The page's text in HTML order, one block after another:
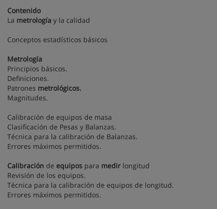
Contenido
La metrología y la calidad
Conceptos estadísticos básicos
Metrología
Principios básicos.
Definiciones.
Patrones metrológicos.
Magnitudes.
Calibración de equipos de masa
Clasificación de Pesas y Balanzas.
Técnica para la calibración de Balanzas.
Errores máximos permitidos.
Calibración de equipos para medir longitud
Revisión de los equipos.
Técnica para la calibración de equipos de longitud.
Errores máximos permitidos.